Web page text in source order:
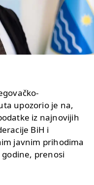
upozorio je na,
iz najnovijih
BiH i
javnim prihodima
prenosi